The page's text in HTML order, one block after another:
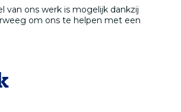
van ons werk is mogelijk dankzij
om ons te helpen met een